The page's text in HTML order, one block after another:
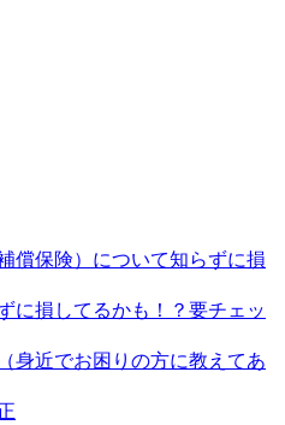
償保険）について知らずに損
に損してるかも！？要チェッ
身近でお困りの方に教えてあ